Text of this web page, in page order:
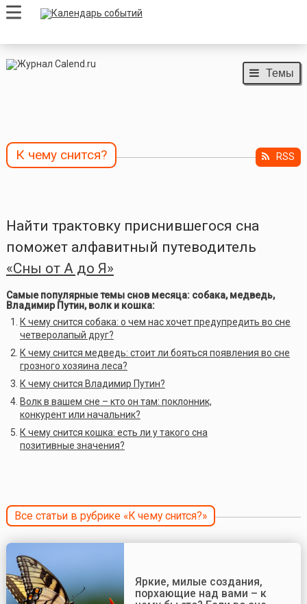
Темы
К чему снится? RSS
Найти трактовку приснившегося сна
поможет алфавитный путеводитель
«Сны от А до Я»
Самые популярные темы снов месяца: собака, медведь,
Владимир Путин, волк и кошка:
К чему снится собака: о чем нас хочет предупредить во сне
четверолапый друг?
К чему снится медведь: стоит ли бояться появления во сне
грозного хозяина леса?
К чему снится Владимир Путин?
Волк в вашем сне – кто он там: поклонник,
конкурент или начальник?
К чему снится кошка: есть ли у такого сна
позитивные значения?
Все статьи в рубрике «К чему снится?»
Яркие, милые создания,
порхающие над вами – к